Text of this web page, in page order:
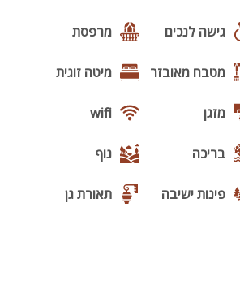
גישה לנכים מרפסת
מטבח מאובזר מיטה זוגית
מזגן wifi
בריכה נוף
פינות ישיבה תאורת גן